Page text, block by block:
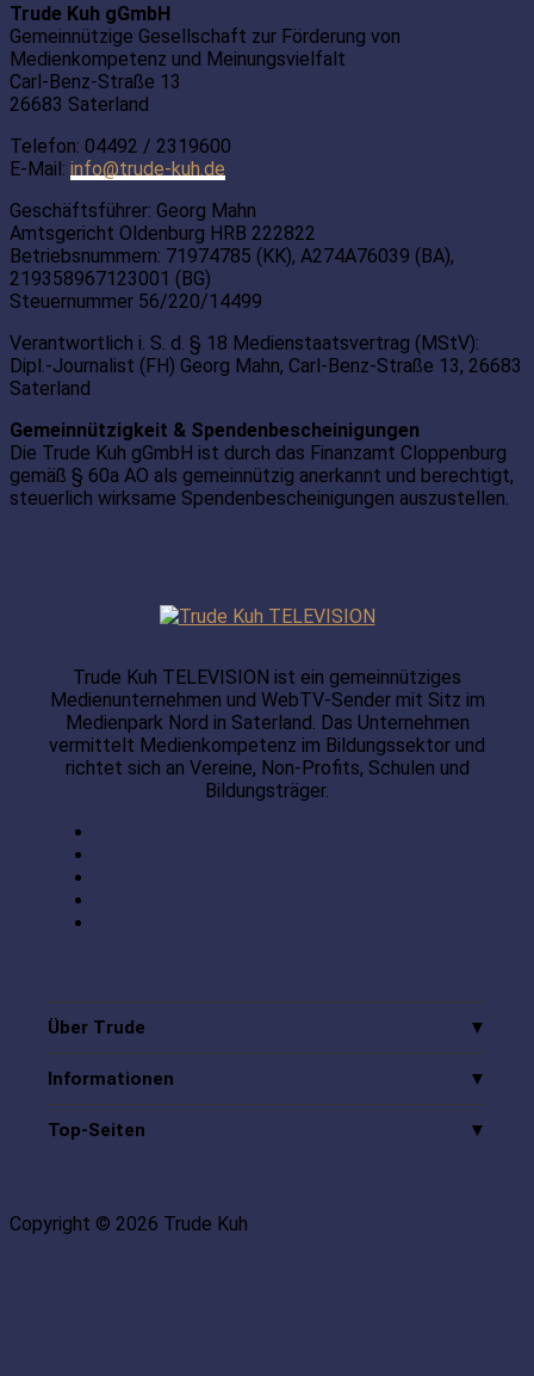
Trude Kuh gGmbH
Gemeinnützige Gesellschaft zur Förderung von
Medienkompetenz und Meinungsvielfalt
Carl-Benz-Straße 13
26683 Saterland
Telefon: 04492 / 2319600
E-Mail: info@trude-kuh.de
Geschäftsführer: Georg Mahn
Amtsgericht Oldenburg HRB 222822
Betriebsnummern: 71974785 (KK), A274A76039 (BA),
219358967123001 (BG)
Steuernummer 56/220/14499
Verantwortlich i. S. d. § 18 Medienstaatsvertrag (MStV):
Dipl.-Journalist (FH) Georg Mahn, Carl-Benz-Straße 13, 26683
Saterland
Gemeinnützigkeit & Spendenbescheinigungen
Die Trude Kuh gGmbH ist durch das Finanzamt Cloppenburg
gemäß § 60a AO als gemeinnützig anerkannt und berechtigt,
steuerlich wirksame Spendenbescheinigungen auszustellen.
Trude Kuh TELEVISION ist ein gemeinnütziges
Medienunternehmen und WebTV-Sender mit Sitz im
Medienpark Nord in Saterland. Das Unternehmen
vermittelt Medienkompetenz im Bildungssektor und
richtet sich an Vereine, Non-Profits, Schulen und
Bildungsträger.
Über Trude
Informationen
Top-Seiten
Copyright © 2026 Trude Kuh